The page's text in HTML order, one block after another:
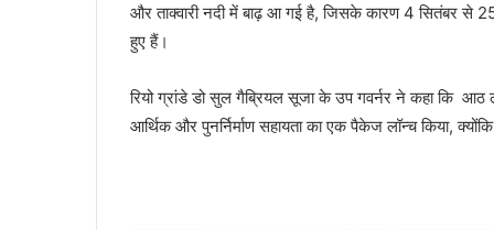
और ताक्वारी नदी में बाढ़ आ गई है, जिसके कारण 4 सितंबर से
हुए हैं।
रियो ग्रांडे डो सुल गैब्रियल सूजा के उप गवर्नर ने कहा कि आठ
आर्थिक और पुनर्निर्माण सहायता का एक पैकेज लॉन्च किया,